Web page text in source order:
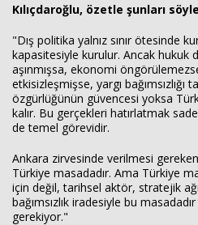
Kılıçdaroğlu, özetle şunları
"Dış politika yalnız sınır ötesinde
kapasitesiyle kurulur. Ancak hukuk
aşınmışsa, ekonomi
etkisizleşmişse, yargı bağımsızlığı
özgürlüğünün güvencesi yoksa
kalır. Bu gerçekleri hatırlatmak
de temel görevidir.
Ankara zirvesinde verilmesi
Türkiye masadadır. Ama Türkiye
için değil, tarihsel aktör, stratejik
bağımsızlık iradesiyle bu
gerekiyor."